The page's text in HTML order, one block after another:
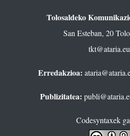
Tolosaldeko
San Esteban, 20
Erredakzioa:
Publizitatea:
Codesyntaxek